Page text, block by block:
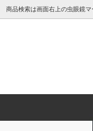
商品検索は画面右上の虫眼鏡マ
unity関連書